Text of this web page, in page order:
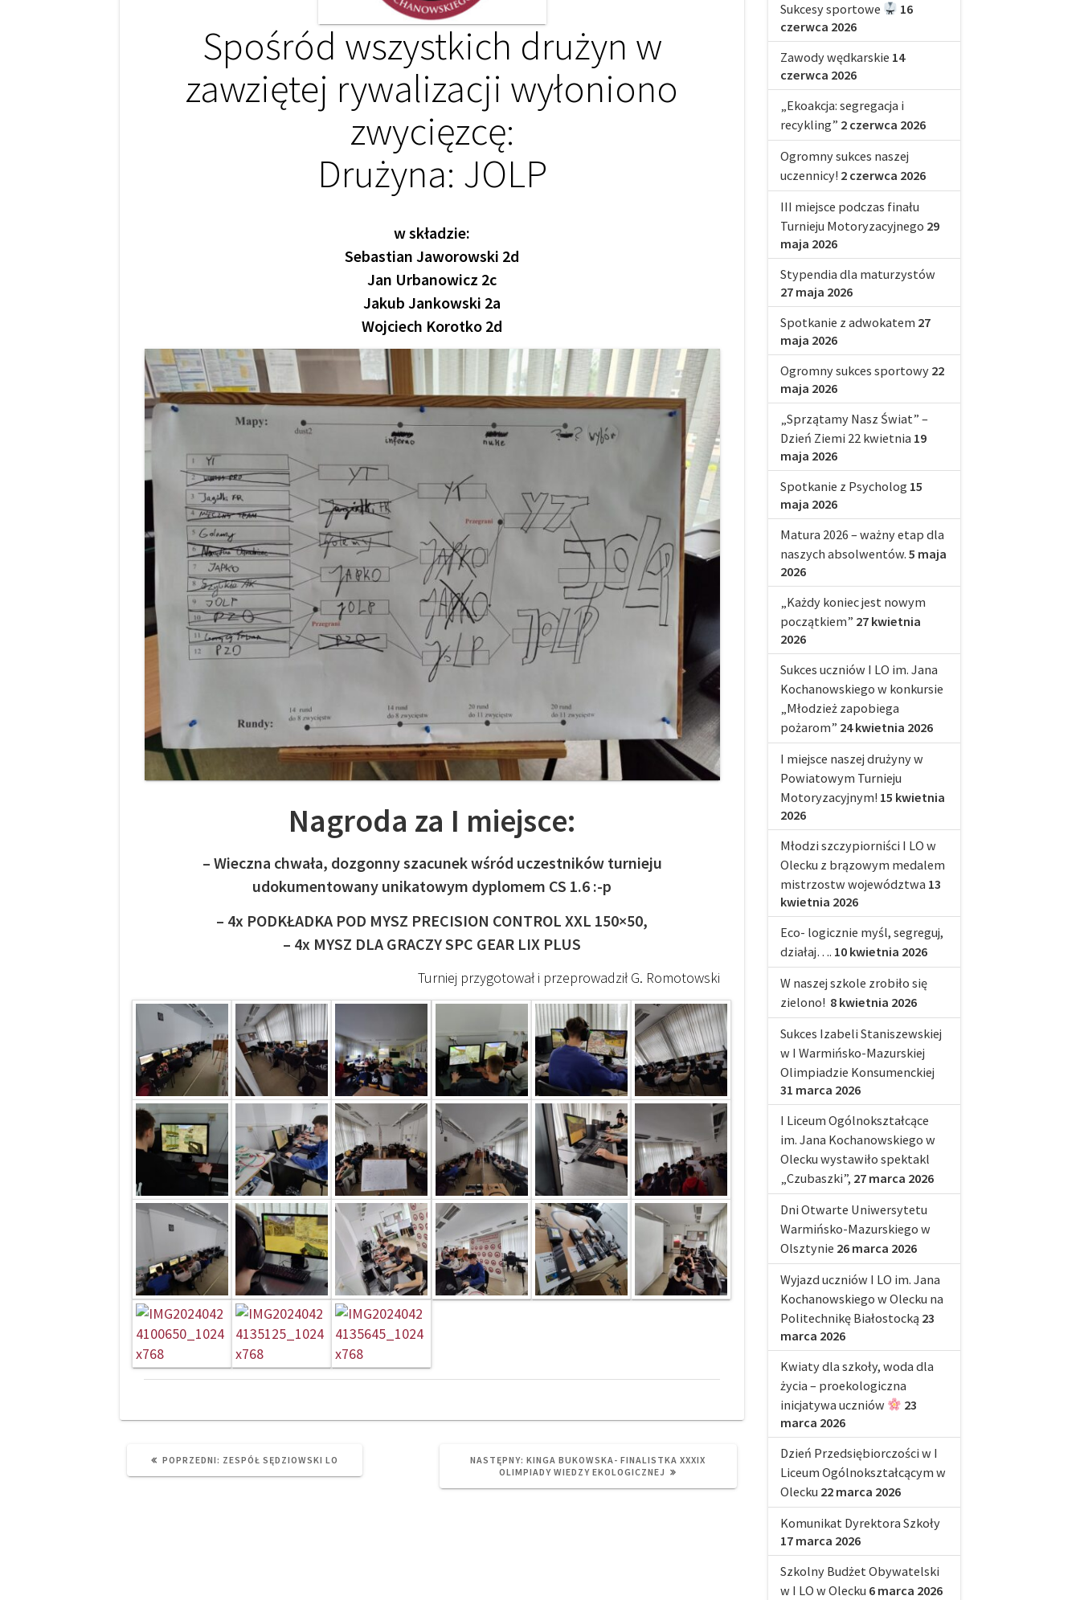
Spośród wszystkich drużyn w
zawziętej rywalizacji wyłoniono
zwycięzcę:
Drużyna: JOLP
w składzie:
Sebastian Jaworowski 2d
Jan Urbanowicz 2c
Jakub Jankowski 2a
Wojciech Korotko 2d
Nagroda za I miejsce:
– Wieczna chwała, dozgonny szacunek wśród uczestników turnieju
udokumentowany unikatowym dyplomem CS 1.6 :-p
– 4x PODKŁADKA POD MYSZ PRECISION CONTROL XXL 150×50,
– 4x MYSZ DLA GRACZY SPC GEAR LIX PLUS
Turniej przygotował i przeprowadził G. Romotowski
POPRZEDNI: PREVIOUS
ZESPÓŁ SĘDZIOWSKI LO NASTĘPNY: NEXT
POST:
KINGA BUKOWSKA- FINALISTKA XXXIX
OLIMPIADY WIEDZY EKOLOGICZNEJ
Sukcesy sportowe
16
czerwca 2026
Zawody wędkarskie 14
czerwca 2026
„Ekoakcja: segregacja i
recykling” 2 czerwca 2026
Ogromny sukces naszej
uczennicy! 2 czerwca 2026
III miejsce podczas finału
Turnieju Motoryzacyjnego 29
maja 2026
Stypendia dla maturzystów
27 maja 2026
Spotkanie z adwokatem 27
maja 2026
Ogromny sukces sportowy 22
maja 2026
„Sprzątamy Nasz Świat” –
Dzień Ziemi 22 kwietnia 19
maja 2026
Spotkanie z Psycholog 15
maja 2026
Matura 2026 – ważny etap dla
naszych absolwentów. 5 maja
2026
„Każdy koniec jest nowym
początkiem” 27 kwietnia
2026
Sukces uczniów I LO im. Jana
Kochanowskiego w konkursie
„Młodzież zapobiega
pożarom” 24 kwietnia 2026
I miejsce naszej drużyny w
Powiatowym Turnieju
Motoryzacyjnym! 15 kwietnia
2026
Młodzi szczypiorniści I LO w
Olecku z brązowym medalem
mistrzostw województwa 13
kwietnia 2026
Eco- logicznie myśl, segreguj,
działaj…. 10 kwietnia 2026
W naszej szkole zrobiło się
zielono! 8 kwietnia 2026
Sukces Izabeli Staniszewskiej
w I Warmińsko-Mazurskiej
Olimpiadzie Konsumenckiej
31 marca 2026
I Liceum Ogólnokształcące
im. Jana Kochanowskiego w
Olecku wystawiło spektakl
„Czubaszki”, 27 marca 2026
Dni Otwarte Uniwersytetu
Warmińsko-Mazurskiego w
Olsztynie 26 marca 2026
Wyjazd uczniów I LO im. Jana
Kochanowskiego w Olecku na
Politechnikę Białostocką 23
marca 2026
Kwiaty dla szkoły, woda dla
życia – proekologiczna
inicjatywa uczniów
23
marca 2026
Dzień Przedsiębiorczości w I
Liceum Ogólnokształcącym w
Olecku 22 marca 2026
Komunikat Dyrektora Szkoły
17 marca 2026
Szkolny Budżet Obywatelski
w I LO w Olecku 6 marca 2026